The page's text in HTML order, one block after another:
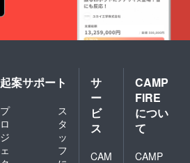
起案サポート
プ
ロ
ジ
ェ
ス
タ
ッ
フ
サ
ー
ビ
ス
CAM
CAMP
FIRE
につい
て
CAMP